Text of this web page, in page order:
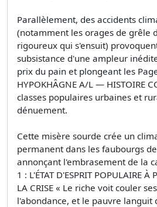
Parallèlement, des accidents
(notamment les orages de grêle
rigoureux qui s'ensuit)
subsistance d'une ampleur
prix du pain et plongeant les
HYPOKHÂGNE A/L — HISTOIRE
classes populaires urbaines et
dénuement.
Cette misère sourde crée un
permanent dans les faubourgs
annonçant l'embrasement de la
1 : L'ÉTAT D'ESPRIT POPULAIRE À
LA CRISE « Le riche voit couler
l'abondance, et le pauvre languit